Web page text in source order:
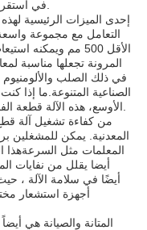
إحدى الميزات الرئيسية
التعامل مع مجموعة
المرونة تجعلها مناسبة
في ذلك الصلب والألومنيوم
الصناعية المتنوعة.ما إذا
المعدنية. يمكن للمشغلين
المعلمات مثل السرعةهذا
أيضا يقلل من نفايات
أجهزة استشعار
المتانة والصيانة هي